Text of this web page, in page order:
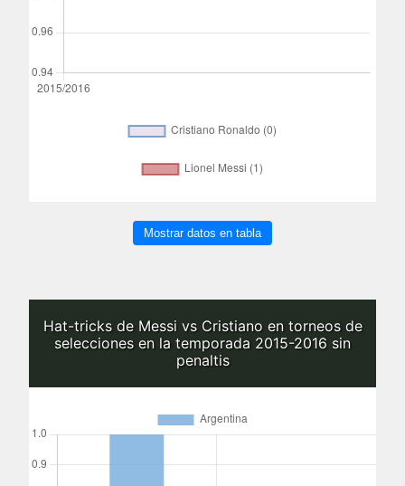
Mostrar datos en tabla
Hat-tricks de Messi vs Cristiano en torneos de
selecciones en la temporada 2015-2016 sin
penaltis